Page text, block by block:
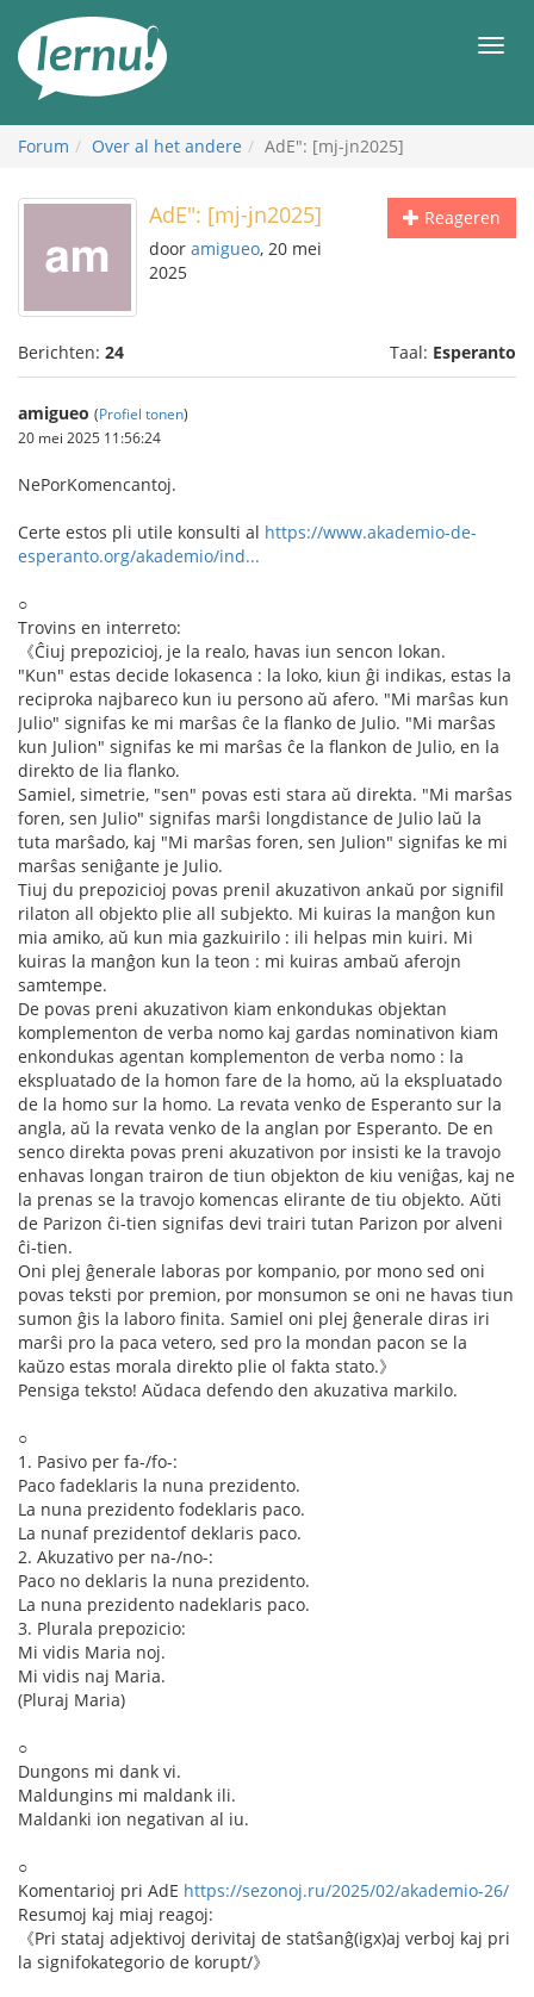
inhoud
Forum Over al het andere AdE": [mj-jn2025]
Reageren
AdE": [mj-jn2025]
door amigueo, 20 mei
2025
Berichten: 24 Taal: Esperanto
amigueo (Profiel tonen)
20 mei 2025 11:56:24
NePorKomencantoj.
Certe estos pli utile konsulti al https://www.akademio-de-
esperanto.org/akademio/ind...
○
Trovins en interreto:
《Ĉiuj prepozicioj, je la realo, havas iun sencon lokan.
"Kun" estas decide lokasenca : la loko, kiun ĝi indikas, estas la
reciproka najbareco kun iu persono aŭ afero. "Mi marŝas kun
Julio" signifas ke mi marŝas ĉe la flanko de Julio. "Mi marŝas
kun Julion" signifas ke mi marŝas ĉe la flankon de Julio, en la
direkto de lia flanko.
Samiel, simetrie, "sen" povas esti stara aŭ direkta. "Mi marŝas
foren, sen Julio" signifas marŝi longdistance de Julio laŭ la
tuta marŝado, kaj "Mi marŝas foren, sen Julion" signifas ke mi
marŝas seniĝante je Julio.
Tiuj du prepozicioj povas prenil akuzativon ankaŭ por signifil
rilaton all objekto plie all subjekto. Mi kuiras la manĝon kun
mia amiko, aŭ kun mia gazkuirilo : ili helpas min kuiri. Mi
kuiras la manĝon kun la teon : mi kuiras ambaŭ aferojn
samtempe.
De povas preni akuzativon kiam enkondukas objektan
komplementon de verba nomo kaj gardas nominativon kiam
enkondukas agentan komplementon de verba nomo : la
ekspluatado de la homon fare de la homo, aŭ la ekspluatado
de la homo sur la homo. La revata venko de Esperanto sur la
angla, aŭ la revata venko de la anglan por Esperanto. De en
senco direkta povas preni akuzativon por insisti ke la travojo
enhavas longan trairon de tiun objekton de kiu veniĝas, kaj ne
la prenas se la travojo komencas elirante de tiu objekto. Aŭti
de Parizon ĉi-tien signifas devi trairi tutan Parizon por alveni
ĉi-tien.
Oni plej ĝenerale laboras por kompanio, por mono sed oni
povas teksti por premion, por monsumon se oni ne havas tiun
sumon ĝis la laboro finita. Samiel oni plej ĝenerale diras iri
marŝi pro la paca vetero, sed pro la mondan pacon se la
kaŭzo estas morala direkto plie ol fakta stato.》
Pensiga teksto! Aŭdaca defendo den akuzativa markilo.
○
1. Pasivo per fa-/fo-:
Paco fadeklaris la nuna prezidento.
La nuna prezidento fodeklaris paco.
La nunaf prezidentof deklaris paco.
2. Akuzativo per na-/no-:
Paco no deklaris la nuna prezidento.
La nuna prezidento nadeklaris paco.
3. Plurala prepozicio:
Mi vidis Maria noj.
Mi vidis naj Maria.
(Pluraj Maria)
○
Dungons mi dank vi.
Maldungins mi maldank ili.
Maldanki ion negativan al iu.
○
Komentarioj pri AdE https://sezonoj.ru/2025/02/akademio-26/
Resumoj kaj miaj reagoj:
《Pri stataj adjektivoj derivitaj de statŝanĝ(igx)aj verboj kaj pri
la signifokategorio de korupt/》